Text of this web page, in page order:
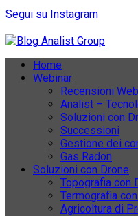
Segui su Instagram
Home
Webinar
Recensioni
Analist –
Soluzioni con
Successioni
Gestione dei
Gas Radon
Soluzioni con Drone
Topografia con
Termografia
Agricoltura di